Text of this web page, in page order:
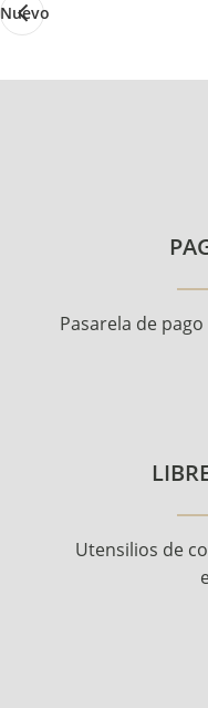
Nuevo
Pasarela de
Utensilios de